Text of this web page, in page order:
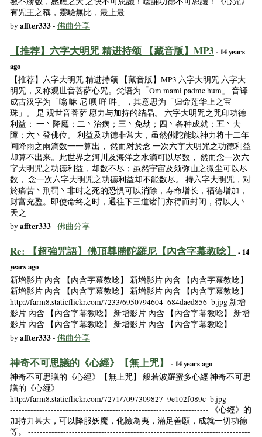
有咒王之稱，靈驗無比，最上最
byaffter333- 佛曲分享
【推荐】六字大明咒 精进持颂 【藏音版】MP3 - 14 years
ago
【推荐】六字大明咒 精进持颂 【藏音版】MP3 六字大明咒 六字大
明咒，又称观世音菩萨心咒。梵语为「Om mami padme hum」 音译
成古汉字为「嗡 嘛 尼 呗 咩 吽」，其意思为「归命莲华上之宝
珠」。 是 观世音菩萨 愿力与加持的结晶。 六字大明咒之咒印功德
利益： 一丶降魔；二丶治病；三丶免劫；四丶各种成就；五丶去
障；六丶登佛位。 利益及功德非常大，虽然佛陀能以神力将十二年
间降雨之雨滴数一一算出， 然而对於念 一次六字大明咒之功德利益
却算不出来。此世界之河川及海洋之水滴可以尽数， 然而念一次六
字大明咒之功德利益，却数不尽；虽然宇宙及须弥山之微尘可以尽
数， 念一次六字大明咒之功德利益却不能数尽。 持六字大明咒，对
於痛苦丶刑罚丶非时之死的恐惧可以消除，寿命增长，福德增加，
财富充盈。即使命终之时，通往下三道诸门亦得而封闭，得以人丶
天之
byaffter333- 佛曲分享
Re: 【超強咒語】佛頂尊勝陀羅尼【內含字幕教唸】
- 14
years ago
新增影片 內含 【內含字幕教唸】 新增影片 內含 【內含字幕教唸】
新增影片 內含 【內含字幕教唸】 新增影片 內含 【內含字幕教唸】
http://farm8.staticflickr.com/7233/6950794604_684daed856_b.jpg 新增
影片 內含 【內含字幕教唸】 新增影片 內含 【內含字幕教唸】 新增
影片 內含 【內含字幕教唸】 新增影片 內含 【內含字幕教唸】
byaffter333- 佛曲分享
神奇不可思議的《心經》【無上咒】
- 14 years ago
神奇不可思議的《心經》【無上咒】 般若波羅蜜多心經 神奇不可思
議的《心經》
http://farm8.staticflickr.com/7271/7097309827_9e102f089c_b.jpg --------
-------------------------------------------------------------------- 《心經》的
加持力甚大，可以降服妖魔，化險為夷，滿足善願，成就一切功德
等。 ----------------------------------------------------------------------------